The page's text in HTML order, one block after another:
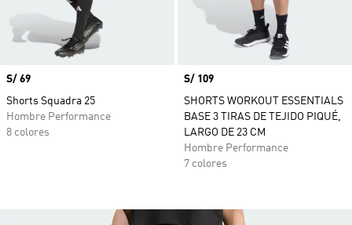
Precio
S/ 69
Shorts Squadra 25
Hombre Performance
8 colores
Precio
S/ 109
SHORTS WORKOUT ESSENTIALS
BASE 3 TIRAS DE TEJIDO PIQUÉ,
LARGO DE 23 CM
Hombre Performance
7 colores